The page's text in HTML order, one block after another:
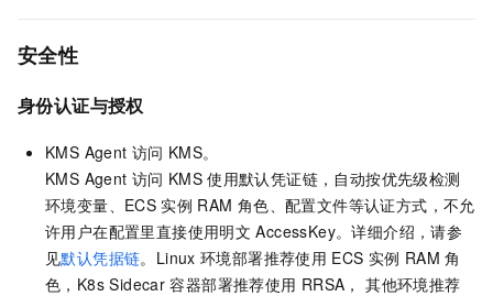
安全性
身份认证与授权
KMS Agent 访问 KMS。
KMS Agent 访问 KMS 使用默认凭证链，自动按优先级检测
环境变量、ECS 实例 RAM 角色、配置文件等认证方式，不允
许用户在配置里直接使用明文 AccessKey。详细介绍，请参
见默认凭据链。Linux 环境部署推荐使用 ECS 实例 RAM 角
色，K8s Sidecar 容器部署推荐使用 RRSA， 其他环境推荐